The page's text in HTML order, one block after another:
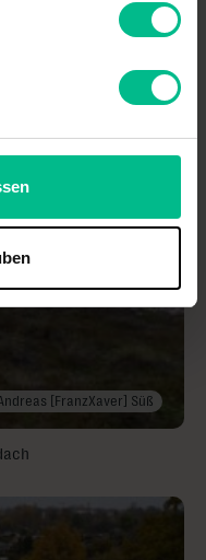
Andreas [FranzXaver] Süß
[FranzXaver] Süß